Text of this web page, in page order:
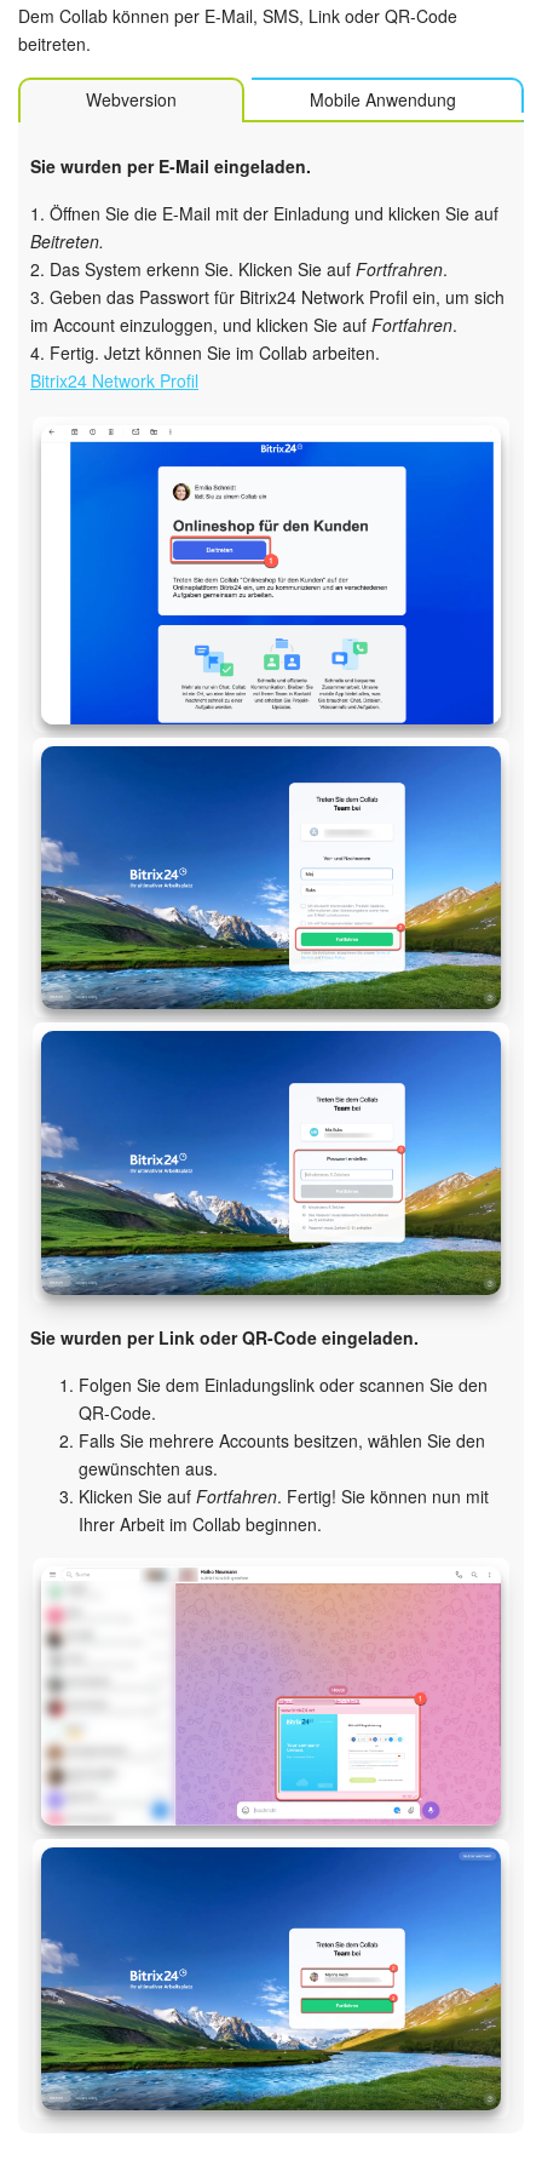
Dem Collab können per E-Mail, SMS, Link oder QR-Code
beitreten.
Webversion Mobile Anwendung
Sie wurden per E-Mail eingeladen.
1. Öffnen Sie die E-Mail mit der Einladung und klicken Sie auf
Beitreten.
2. Das System erkenn Sie. Klicken Sie auf Fortfrahren.
3. Geben das Passwort für Bitrix24 Network Profil ein, um sich
im Account einzuloggen, und klicken Sie auf Fortfahren.
4. Fertig. Jetzt können Sie im Collab arbeiten.
Bitrix24 Network Profil
Sie wurden per Link oder QR-Code eingeladen.
Folgen Sie dem Einladungslink oder scannen Sie den
QR-Code.
Falls Sie mehrere Accounts besitzen, wählen Sie den
gewünschten aus.
Klicken Sie auf Fortfahren. Fertig! Sie können nun mit
Ihrer Arbeit im Collab beginnen.